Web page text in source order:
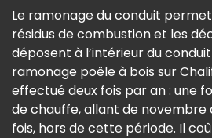
Le ramonage du conduit permet
résidus de combustion et les
déposent à l’intérieur du
ramonage poêle à bois sur
effectué deux fois par an : une
de chauffe, allant de novembre
fois, hors de cette période. Il